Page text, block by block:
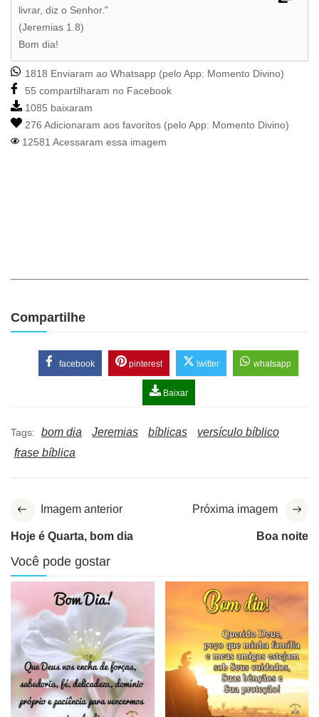
livrar, diz o Senhor."
(Jeremias 1.8)
Bom dia!
1818 Enviaram ao Whatsapp (pelo App: Momento Divino)
55 compartilharam no Facebook
1085 baixaram
276 Adicionaram aos favoritos (pelo App: Momento Divino)
12581 Acessaram essa imagem
Compartilhe
facebook pinterest twitter whatsapp
Baixar
Tags: bom dia Jeremias bíblicas
versículo bíblico
frase bíblica
Imagem anterior
Hoje é Quarta, bom dia
Próxima imagem
Boa noite
Você pode gostar